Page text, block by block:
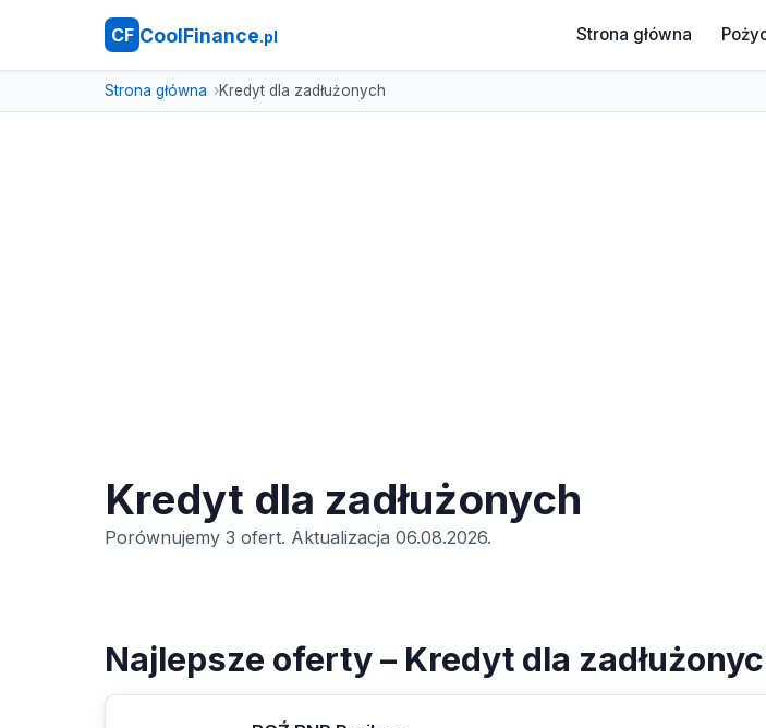
CF CoolFinance.pl Strona główna
Strona główna Kredyt dla zadłużonych
Kredyt dla zadłużonych
Porównujemy 3 ofert. Aktualizacja 06.08.2026.
Najlepsze oferty – Kredyt dla